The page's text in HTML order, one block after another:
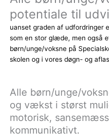
potentiale til
uanset graden af udfordringer
som en stor glæde, men også
børn/unge/voksne på
skolen og i vores døgn- og
Alle børn/unge/
og vækst i størst
motorisk,
kommunikativt.